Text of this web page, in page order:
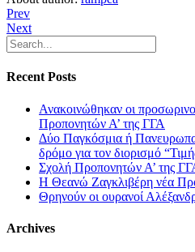
Prev
Next
Recent Posts
Ανακοινώθηκαν οι
Προπονητών Α’ της ΓΓΑ
Δύο Παγκόσμια ή
δρόμο για τον διορισμό
Σχολή Προπονητών Α’ της
Η Θεανώ Ζαγκλιβέρη νέα
Θρηνούν οι ουρανοί
Archives